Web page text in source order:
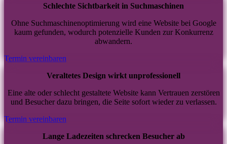
Schlechte Sichtbarkeit in Suchmaschinen
Ohne Suchmaschinenoptimierung wird eine Website bei Google
kaum gefunden, wodurch potenzielle Kunden zur Konkurrenz
abwandern.
Termin vereinbaren
Veraltetes Design wirkt unprofessionell
Eine alte oder schlecht gestaltete Website kann Vertrauen zerstören
und Besucher dazu bringen, die Seite sofort wieder zu verlassen.
Termin vereinbaren
Lange Ladezeiten schrecken Besucher ab